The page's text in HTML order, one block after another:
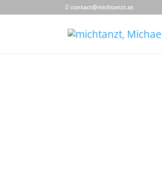
contact@michtanzt.at